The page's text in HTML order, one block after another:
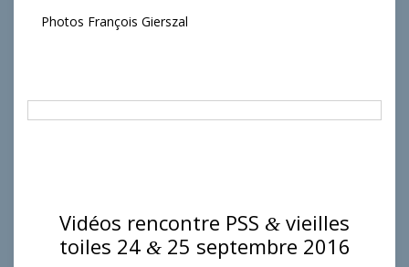
Photos François Gierszal
Vidéos rencontre PSS & vieilles
toiles 24 &25 septembre 2016